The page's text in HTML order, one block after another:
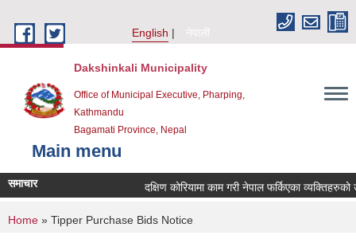
English
नेपाली
Dakshinkali Municipality
Office of Municipal Executive, Pharping,
Kathmandu
Bagamati Province, Nepal
Main menu
समाचार दक्षिण कोरियामा काम गरी नेपाल फर्किएका
You are here
Home » Tipper Purchase Bids Notice